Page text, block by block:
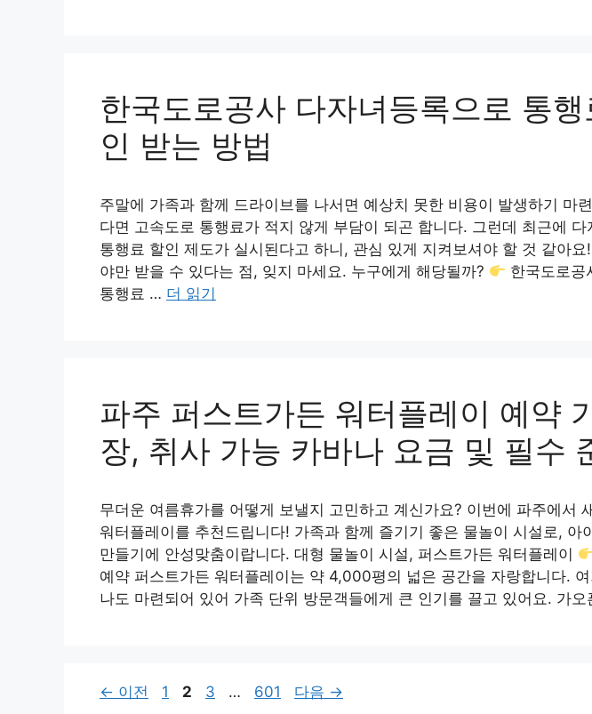
한국도로공사 다자녀등록으로 통
인 받는 방법
주말에 가족과 함께 드라이브를 나서면 예상치 못한 비용이 발생하기 마
다면 고속도로 통행료가 적지 않게 부담이 되곤 합니다. 그런데 최근에
통행료 할인 제도가 실시된다고 하니, 관심 있게 지켜보셔야 할 것 같아요
야만 받을 수 있다는 점, 잊지 마세요. 누구에게 해당될까?
한국도로공
통행료 … 더 읽기
파주 퍼스트가든 워터플레이 예약
장, 취사 가능 카바나 요금 및 필수
무더운 여름휴가를 어떻게 보낼지 고민하고 계신가요? 이번에 파주에서
워터플레이를 추천드립니다! 가족과 함께 즐기기 좋은 물놀이 시설로, 아
만들기에 안성맞춤이랍니다. 대형 물놀이 시설, 퍼스트가든 워터플레이
예약 퍼스트가든 워터플레이는 약 4,000평의 넓은 공간을 자랑합니다.
나도 마련되어 있어 가족 단위 방문객들에게 큰 인기를 끌고 있어요. 가
← 이전
페
1
페
2
페
3 …
페
601 다음 →